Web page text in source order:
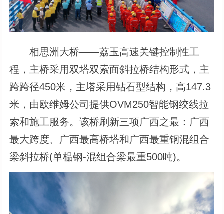
相思洲大桥——荔玉高速关键控制性工
程，主桥采用双塔双索面斜拉桥结构形式，主
跨跨径450米，主塔采用钻石型结构，高147.3
米，由欧维姆公司提供OVM250智能钢绞线拉
索和施工服务。该桥刷新三项广西之最：广西
最大跨度、广西最高桥塔和广西最重钢混组合
梁斜拉桥(单榀钢-混组合梁最重500吨)。